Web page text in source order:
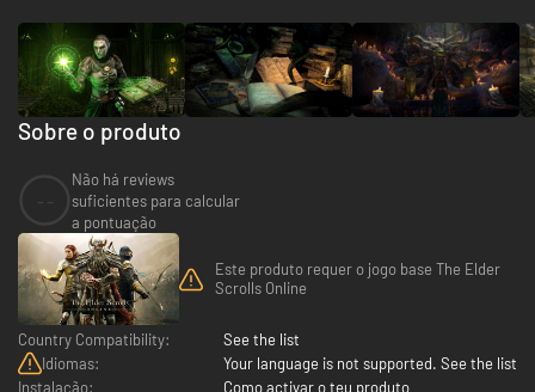
Sobre o produto
Não há reviews
suficientes para calcular
a pontuação
Este produto requer o jogo base The Elder
Scrolls Online
Country Compatibility:
See the list
Idiomas:
Your language is not supported. See the list
Instalação:
Como activar o teu produto